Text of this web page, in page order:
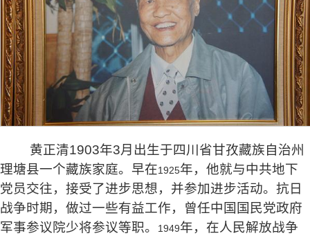
黄正清1903年3月出生于四川省甘孜藏族自治州
理塘县一个藏族家庭。早在1925年，他就与中共地下
党员交往，接受了进步思想，并参加进步活动。抗日
战争时期，做过一些有益工作，曾任中国国民党政府
军事参议院少将参议等职。
1949年，在人民解放战争